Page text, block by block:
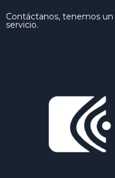
Contáctanos, tenemos
servicio.